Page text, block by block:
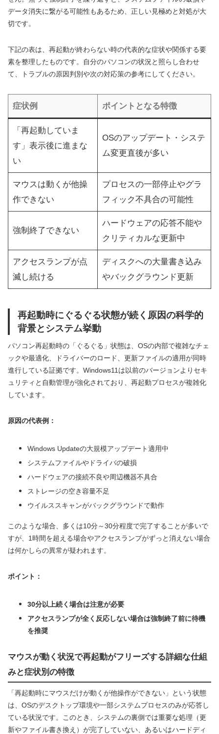
データ消失に繋がる可能性もあるため、正しい見極めと対処が大
切です。
下記の表は、再起動が終わらない時の代表的な症状や関係する要
素を整理したものです。自分のパソコンの状況と照らし合わせ
て、トラブルの原因判別や次の対応策の参考にしてください。
症状例 ポイントとなる特徴
「再起動していま
す」表示後に進まな
い
OSのアップデート・システ
ム変更直後が多い
マウスは動くが他操
作できない
プロセスの一部停止やグラ
フィック不具合の可能性
強制終了できない
ハードウェアの応答不能や
クリティカルな更新中
アクセスランプが点
滅し続ける
ディスクへの大量書き込み
やバックグラウンド更新
再起動時にぐるぐる状態が続く原因の科学的
背景とシステム挙動
パソコン再起動時の「ぐるぐる」状態は、OSの内部で複雑なチェ
ックや最適化、ドライバーのロード、更新ファイルの適用が同時
進行している証拠です。Windows11は以前のバージョンよりセキ
ュリティと自動管理が強化されており、再起動プロセスが複雑化
しています。
原因の代表例：
Windows Updateの大規模アップデート適用中
システムファイルやドライバの破損
ハードウェアの接続不良や周辺機器不具合
ストレージの空き容量不足
ウイルススキャンがバックグラウンドで動作
このような場合、多くは10分～30分程度で完了することが多いで
すが、1時間を超える場合やアクセスランプがずっと消えない場合
は何かしらの異常が疑われます。
ポイント：
30分以上続く場合は注意が必要
アクセスランプが全く反応しない場合は強制終了前に待機
を推奨
マウスが動く状況で再起動がフリーズする詳細な仕組
みと症状別の特徴
「再起動時にマウスだけが動くが他操作ができない」という状態
は、OSのデスクトップ環境や一部システムプロセスのみが応答し
ている状況です。このとき、システムの裏側では重要な処理（更
新やファイル書き換え）が完了していない、あるいはハードディ